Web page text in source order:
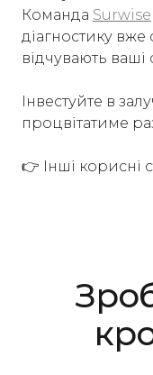
Команда Surwise
діагностику
відчувають ваші
Інвестуйте в
процвітатиме
👉 Інші корисні